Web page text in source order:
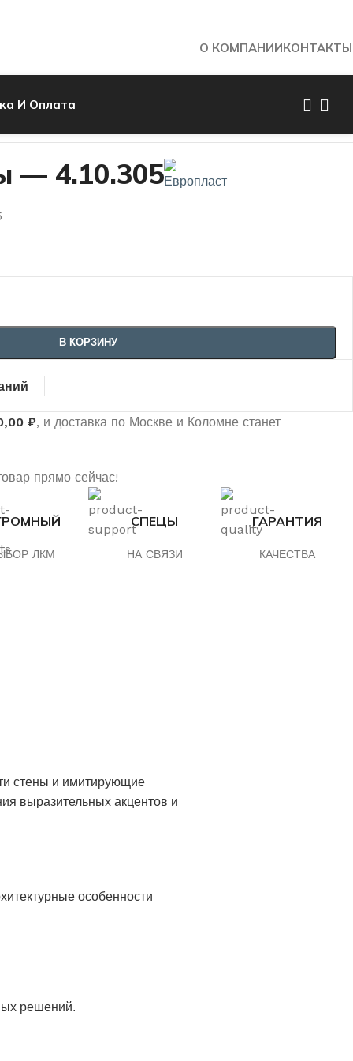
О КОМПАНИИКОНТАКТЫ
И Оплата
— 4.10.305
В КОРЗИНУ
₽, и доставка по Москве и Коломне станет
прямо сейчас!
ЛКМ
СПЕЦЫ
НА СВЯЗИ
ГАРАНТИЯ
КАЧЕСТВА
стены и имитирующие
выразительных акцентов и
особенности
решений.